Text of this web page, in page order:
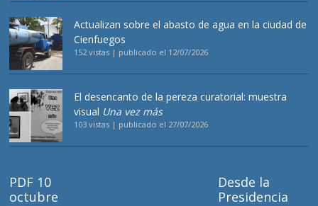
Actualizan sobre el abasto de agua en la ciudad de
Cienfuegos
152 vistas | publicado el 12/07/2026
El desencanto de la pereza curatorial: muestra
visual Una vez más
103 vistas | publicado el 27/07/2026
PDF 10
octubre
Desde la
Presidencia